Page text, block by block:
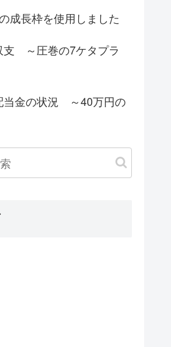
成長枠を使用しました
支 ～圧巻の7ケタプラ
当金の状況 ～40万円の